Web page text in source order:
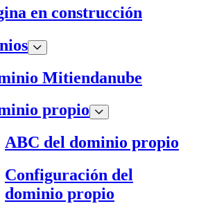
en construcción
Mitiendanube
propio
ABC del dominio propio
Configuración del
dominio propio